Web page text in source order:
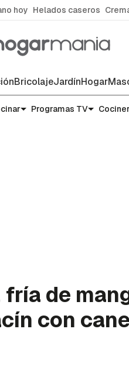
hoy Helados caseros
BricolajeJardínHogar
Programas TV
fría de
con